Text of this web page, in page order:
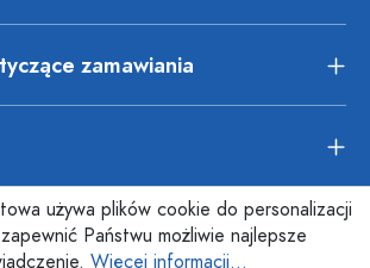
zamawiania
używa plików cookie do personalizacji
Państwu możliwie najlepsze
Więcej informacji...